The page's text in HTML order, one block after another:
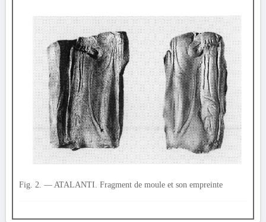
Fig. 2. — ATALANTI. Fragment de moule et son empreinte